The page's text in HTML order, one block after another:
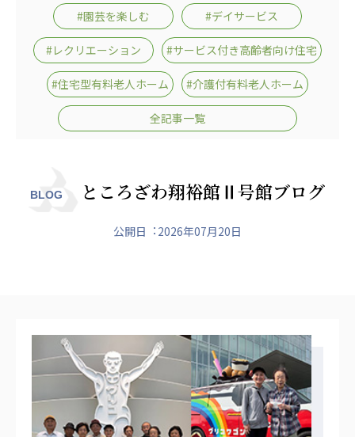
社会福祉法人 共生会
特別養護老人ホーム 共生の家
株式会社 アジアメデカ元気事業団
アジアメデカ元気事業団
株式会社 爽やかな風九州
株式会社 七星
社会福祉法人 福ふく
福ふく
株式会社 せきれい
せきれい
社会福祉法人 心の会
聖心美容クリニック
S-Labo（渋谷院）
医療法人社団 デンタルケアコミュニティ
フォレストデンタルクリニック
#園芸を楽しむ #デイサービス
#レクリエーション #サービス付き高齢者向け住宅
#住宅型有料老人ホーム #介護付有料老人ホーム
全記事一覧
BLOG ところざわ翔裕館Ⅱ号館ブログ
公開日︓2026年07月20日